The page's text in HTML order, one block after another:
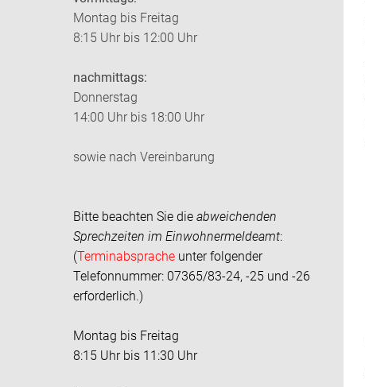
Montag bis Freitag
8:15 Uhr bis 12:00 Uhr
nachmittags:
Donnerstag
14:00 Uhr bis 18:00 Uhr
sowie nach Vereinbarung
Bitte beachten Sie die abweichenden
Sprechzeiten im Einwohnermeldeamt:
(Terminabsprache unter folgender
Telefonnummer: 07365/83-24, -25 und -26
erforderlich.)
Montag bis Freitag
8:15 Uhr bis 11:30 Uhr